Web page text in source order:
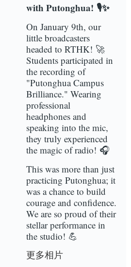
with Putonghua! 🎙️✨
On January 9th, our
little broadcasters
headed to RTHK! 🚀
Students participated in
the recording of
"Putonghua Campus
Brilliance." Wearing
professional
headphones and
speaking into the mic,
they truly experienced
the magic of radio! 🎧
This was more than just
practicing Putonghua; it
was a chance to build
courage and confidence.
We are so proud of their
stellar performance in
the studio! 💪
更多相片